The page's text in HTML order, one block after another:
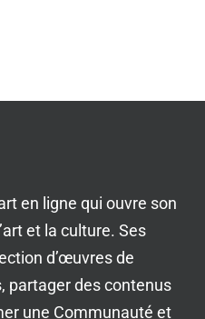
en ligne qui ouvre son
et la culture. Ses
d’œuvres de
partager des contenus
une Communauté et